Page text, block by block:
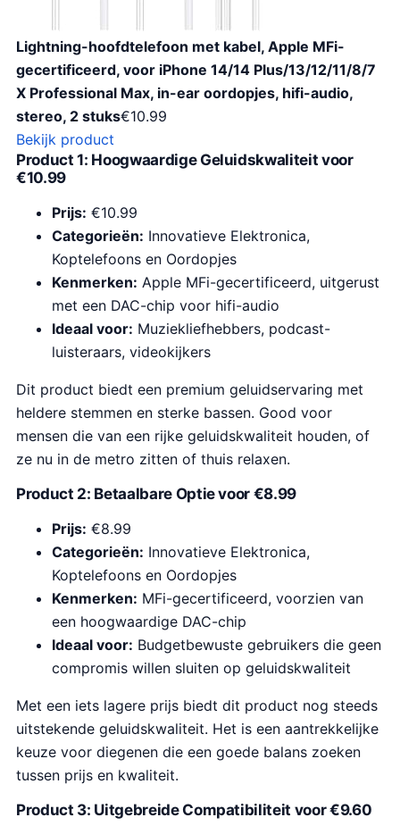
Lightning-hoofdtelefoon met kabel, Apple MFi-
gecertificeerd, voor iPhone 14/14 Plus/13/12/11/8/7
X Professional Max, in-ear oordopjes, hifi-audio,
stereo, 2 stuks€10.99
Bekijk product
Product 1: Hoogwaardige Geluidskwaliteit voor
€10.99
Prijs: €10.99
Categorieën: Innovatieve Elektronica,
Koptelefoons en Oordopjes
Kenmerken: Apple MFi-gecertificeerd, uitgerust
met een DAC-chip voor hifi-audio
Ideaal voor: Muziekliefhebbers, podcast-
luisteraars, videokijkers
Dit product biedt een premium geluidservaring met
heldere stemmen en sterke bassen. Good voor
mensen die van een rijke geluidskwaliteit houden, of
ze nu in de metro zitten of thuis relaxen.
Product 2: Betaalbare Optie voor €8.99
Prijs: €8.99
Categorieën: Innovatieve Elektronica,
Koptelefoons en Oordopjes
Kenmerken: MFi-gecertificeerd, voorzien van
een hoogwaardige DAC-chip
Ideaal voor: Budgetbewuste gebruikers die geen
compromis willen sluiten op geluidskwaliteit
Met een iets lagere prijs biedt dit product nog steeds
uitstekende geluidskwaliteit. Het is een aantrekkelijke
keuze voor diegenen die een goede balans zoeken
tussen prijs en kwaliteit.
Product 3: Uitgebreide Compatibiliteit voor €9.60